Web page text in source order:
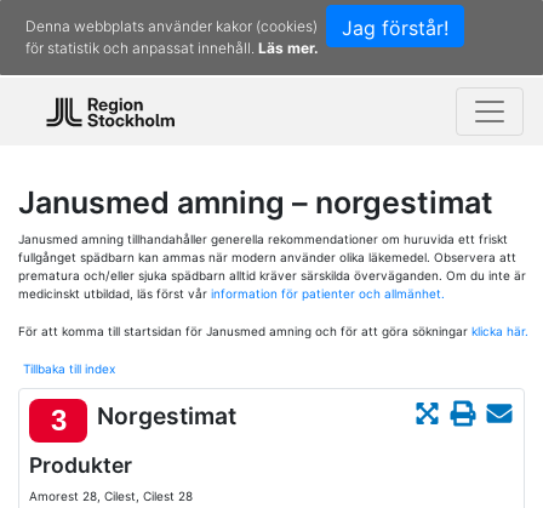
Jag förstår!
Denna webbplats använder kakor (cookies)
för statistik och anpassat innehåll. Läs mer.
Janusmed amning – norgestimat
Janusmed amning tillhandahåller generella rekommendationer om huruvida ett friskt
fullgånget spädbarn kan ammas när modern använder olika läkemedel. Observera att
prematura och/eller sjuka spädbarn alltid kräver särskilda överväganden. Om du inte är
medicinskt utbildad, läs först vår information för patienter och allmänhet.
För att komma till startsidan för Janusmed amning och för att göra sökningar klicka här.
Tillbaka till index
3 Norgestimat
Produkter
Amorest 28, Cilest, Cilest 28